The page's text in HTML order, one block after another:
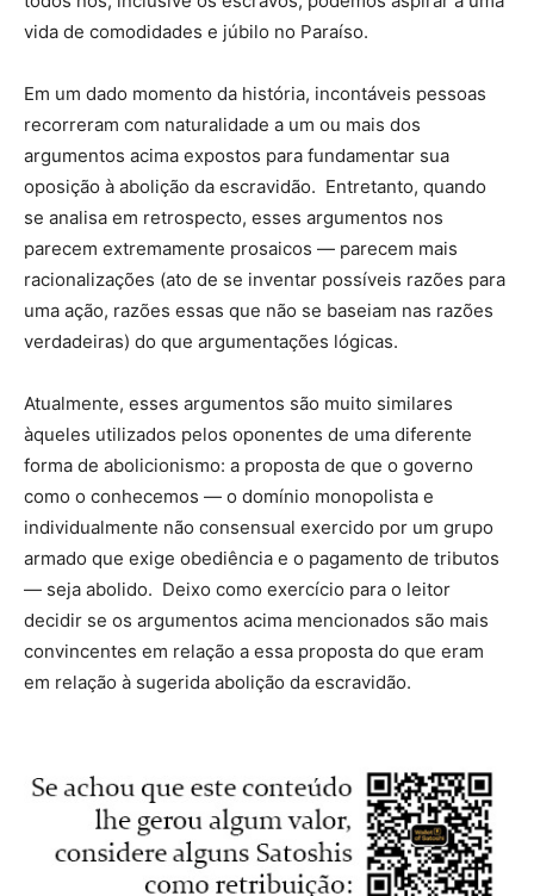
vida de comodidades e júbilo no Paraíso.
Em um dado momento da história, incontáveis pessoas
recorreram com naturalidade a um ou mais dos
argumentos acima expostos para fundamentar sua
oposição à abolição da escravidão. Entretanto, quando
se analisa em retrospecto, esses argumentos nos
parecem extremamente prosaicos — parecem mais
racionalizações (ato de se inventar possíveis razões para
uma ação, razões essas que não se baseiam nas razões
verdadeiras) do que argumentações lógicas.
Atualmente, esses argumentos são muito similares
àqueles utilizados pelos oponentes de uma diferente
forma de abolicionismo: a proposta de que o governo
como o conhecemos — o domínio monopolista e
individualmente não consensual exercido por um grupo
armado que exige obediência e o pagamento de tributos
— seja abolido. Deixo como exercício para o leitor
decidir se os argumentos acima mencionados são mais
convincentes em relação a essa proposta do que eram
em relação à sugerida abolição da escravidão.